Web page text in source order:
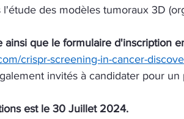
des modèles tumoraux 3D
ainsi que le formulaire d'inscription
crispr-screening-in-cancer-
invités à candidater pour
est le 30 Juillet 2024.